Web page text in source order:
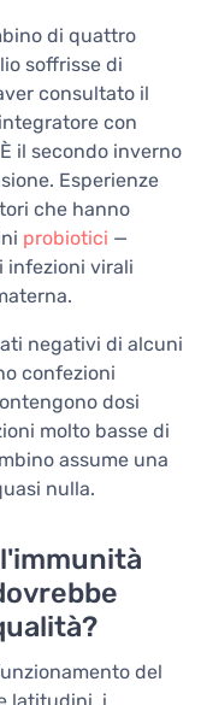
di quattro
soffrisse di
consultato il
con
il secondo inverno
Esperienze
che hanno
probiotici —
infezioni virali
negativi di alcuni
confezioni
dosi
molto basse di
assume una
nulla.
del